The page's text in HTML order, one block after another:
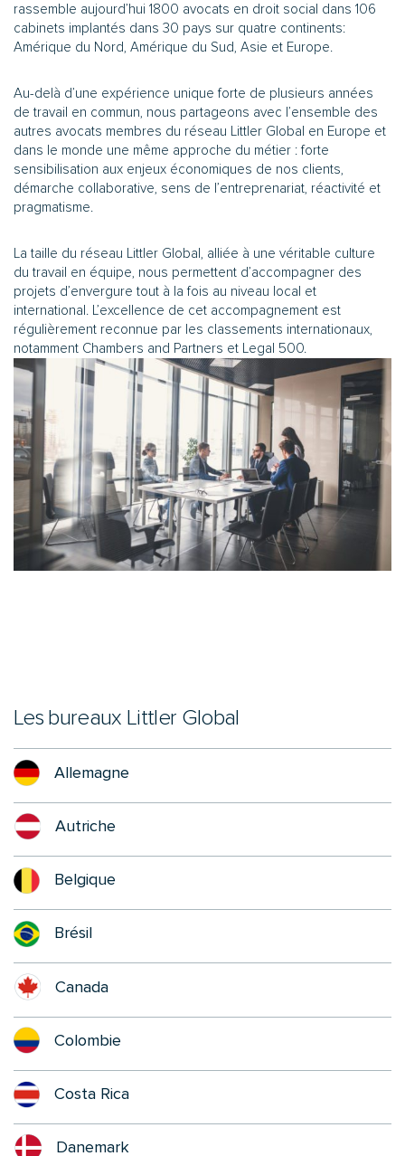
rassemble aujourd’hui 1800 avocats en droit social dans 106
cabinets implantés dans 30 pays sur quatre continents:
Amérique du Nord, Amérique du Sud, Asie et Europe.
Au-delà d’une expérience unique forte de plusieurs années
de travail en commun, nous partageons avec l’ensemble des
autres avocats membres du réseau Littler Global en Europe et
dans le monde une même approche du métier : forte
sensibilisation aux enjeux économiques de nos clients,
démarche collaborative, sens de l’entreprenariat, réactivité et
pragmatisme.
La taille du réseau Littler Global, alliée à une véritable culture
du travail en équipe, nous permettent d’accompagner des
projets d’envergure tout à la fois au niveau local et
international. L’excellence de cet accompagnement est
régulièrement reconnue par les classements internationaux,
notamment Chambers and Partners et Legal 500.
Les bureaux Littler Global
Allemagne
Autriche
Belgique
Brésil
Canada
Colombie
Costa Rica
Danemark